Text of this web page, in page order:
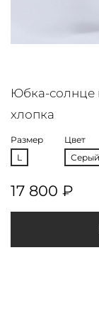
Юбка-солнце
хлопка
Размер
L
Цвет
Серый
17 800 ₽